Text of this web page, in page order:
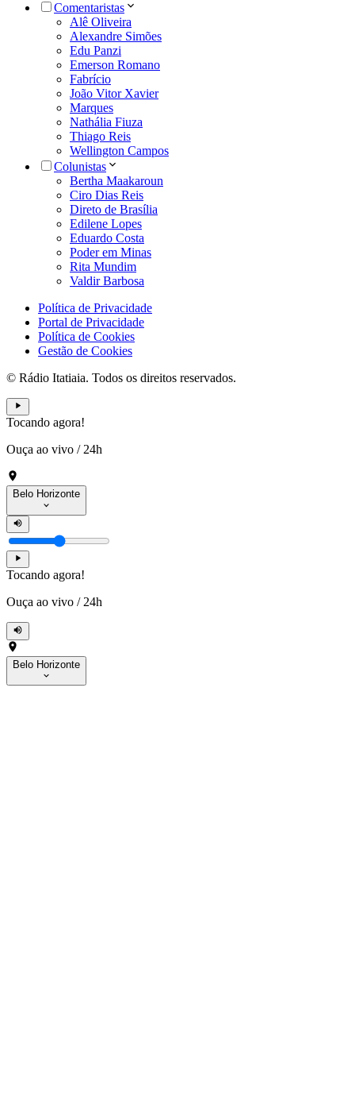
Comentaristas
Alê Oliveira
Alexandre Simões
Edu Panzi
Emerson Romano
Fabrício
João Vitor Xavier
Marques
Nathália Fiuza
Thiago Reis
Wellington Campos
Colunistas
Bertha Maakaroun
Ciro Dias Reis
Direto de Brasília
Edilene Lopes
Eduardo Costa
Poder em Minas
Rita Mundim
Valdir Barbosa
Política de Privacidade
Portal de Privacidade
Política de Cookies
Gestão de Cookies
© Rádio Itatiaia. Todos os direitos reservados.
Tocando agora!
Ouça ao vivo / 24h
Belo Horizonte
Tocando agora!
Ouça ao vivo / 24h
Belo Horizonte